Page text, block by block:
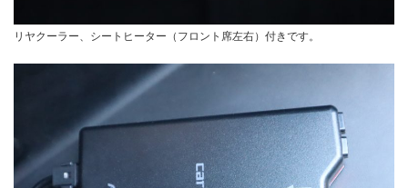
リヤクーラー、シートヒーター（フロント席左右）付きです。